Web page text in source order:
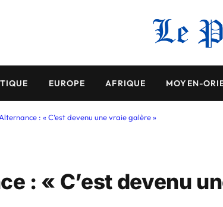
EUROPE AFRIQUE MOYEN-
Alternance : « C’est devenu une vraie galère »
: « C’est devenu